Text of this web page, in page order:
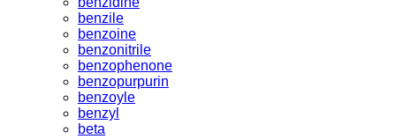
benzile
benzoine
benzonitrile
benzophenone
benzopurpurin
benzoyle
benzyl
beta